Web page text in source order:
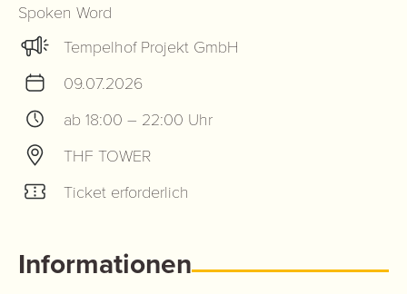
Spoken Word
Tempelhof Projekt GmbH
09.07.2026
ab 18:00 – 22:00 Uhr
THF TOWER
Ticket erforderlich
Informationen